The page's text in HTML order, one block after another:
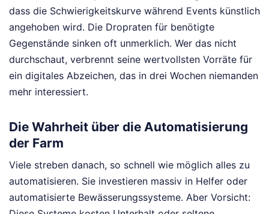
dass die Schwierigkeitskurve während Events künstlich
angehoben wird. Die Dropraten für benötigte
Gegenstände sinken oft unmerklich. Wer das nicht
durchschaut, verbrennt seine wertvollsten Vorräte für
ein digitales Abzeichen, das in drei Wochen niemanden
mehr interessiert.
Die Wahrheit über die Automatisierung
der Farm
Viele streben danach, so schnell wie möglich alles zu
automatisieren. Sie investieren massiv in Helfer oder
automatisierte Bewässerungssysteme. Aber Vorsicht: